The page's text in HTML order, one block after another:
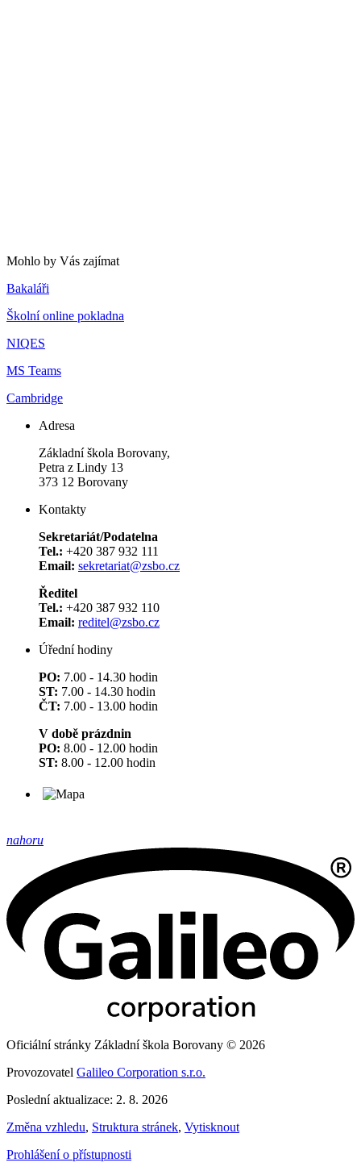
Mohlo by Vás zajímat
Bakaláři
Školní online pokladna
NIQES
MS Teams
Cambridge
Adresa
Základní škola Borovany,
Petra z Lindy 13
373 12 Borovany
Kontakty
Sekretariát/Podatelna
Tel.: +420 387 932 111
Email: sekretariat@zsbo.cz
Ředitel
Tel.: +420 387 932 110
Email: reditel@zsbo.cz
Úřední hodiny
PO: 7.00 - 14.30 hodin
ST: 7.00 - 14.30 hodin
ČT: 7.00 - 13.00 hodin
V době prázdnin
PO: 8.00 - 12.00 hodin
ST: 8.00 - 12.00 hodin
nahoru
Oficiální stránky Základní škola Borovany © 2026
Provozovatel Galileo Corporation s.r.o.
Poslední aktualizace: 2. 8. 2026
Změna vzhledu, Struktura stránek, Vytisknout
Prohlášení o přístupnosti